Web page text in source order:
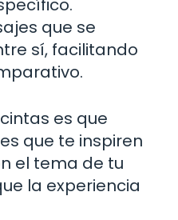
que se
sí, facilitando
es que
que te inspiren
el tema de tu
la experiencia